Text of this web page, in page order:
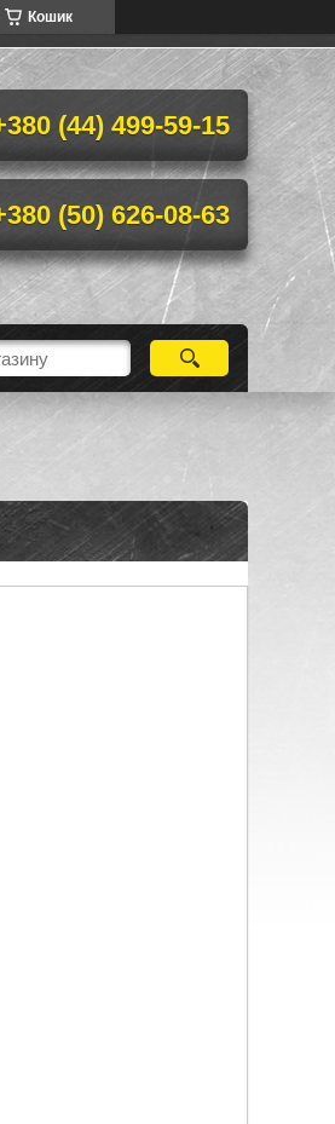
Кошик
(44) 499-59-15
(50) 626-08-63